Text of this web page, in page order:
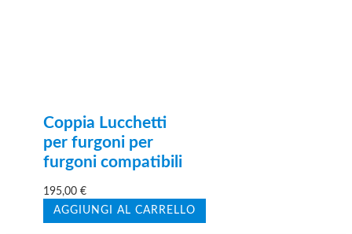
Coppia Lucchetti
per furgoni per
furgoni compatibili
195,00€
AGGIUNGI AL CARRELLO